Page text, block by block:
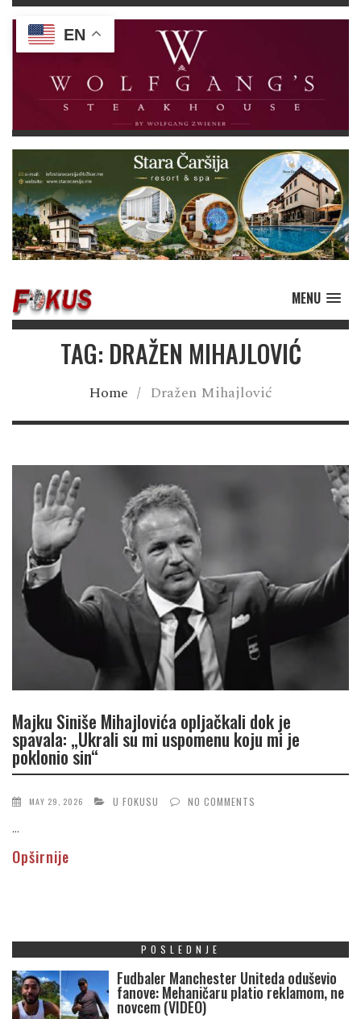
MENU
TAG: DRAŽEN MIHAJLOVIĆ
Home / Dražen Mihajlović
Majku Siniše Mihajlovića opljačkali dok je
spavala: „Ukrali su mi uspomenu koju mi je
poklonio sin“
MAY 29, 2026 U FOKUSU NO COMMENTS
...
Opširnije
POSLEDNJE
Fudbaler Manchester Uniteda oduševio
fanove: Mehaničaru platio reklamom, ne
novcem (VIDEO)
EN